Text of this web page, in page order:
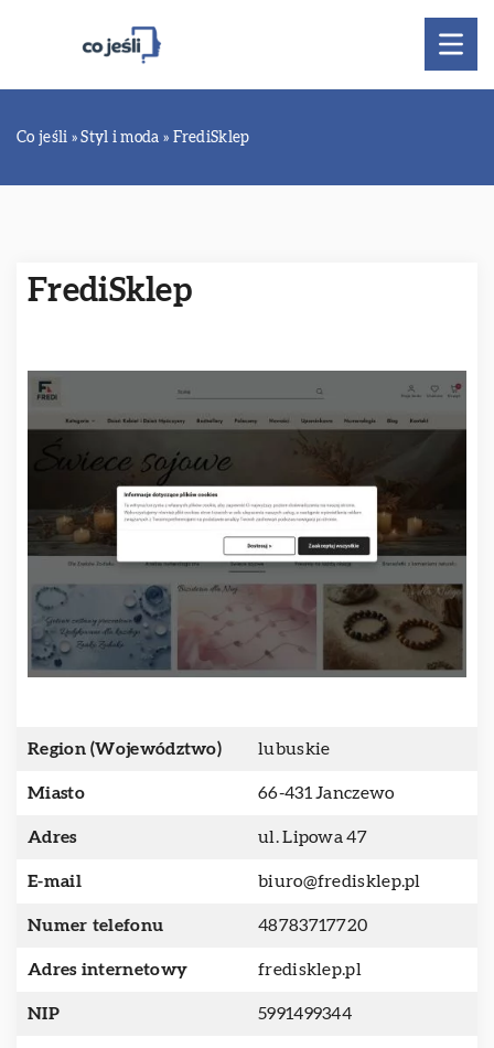
Co jeśli »Styl i moda » FrediSklep
FrediSklep
Region (Województwo) lubuskie
Miasto 66-431 Janczewo
Adres ul. Lipowa 47
E-mail biuro@fredisklep.pl
Numer telefonu 48783717720
Adres internetowy fredisklep.pl
NIP 5991499344